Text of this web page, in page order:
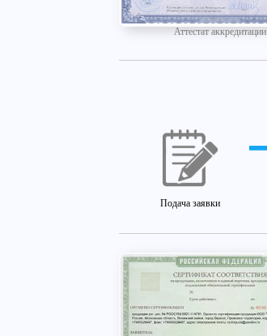
Аттестат аккредитации
Подача заявки